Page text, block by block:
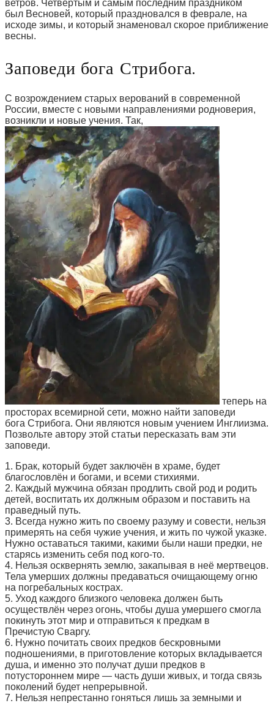
ветров. Четвёртым и самым последним праздником
был Весновей, который праздновался в феврале, на
исходе зимы, и который знаменовал скорое приближение
весны.
Заповеди бога Стрибога.
С возрождением старых верований в современной
России, вместе с новыми направлениями родноверия,
возникли и новые учения. Так,
теперь на
просторах всемирной сети, можно найти заповеди
бога Стрибога. Они являются новым учением Инглиизма.
Позвольте автору этой статьи пересказать вам эти
заповеди.
1. Брак, который будет заключён в храме, будет
благословлён и богами, и всеми стихиями.
2. Каждый мужчина обязан продлить свой род и родить
детей, воспитать их должным образом и поставить на
праведный путь.
3. Всегда нужно жить по своему разуму и совести, нельзя
примерять на себя чужие учения, и жить по чужой указке.
Нужно оставаться такими, какими были наши предки, не
старясь изменить себя под кого-то.
4. Нельзя осквернять землю, закапывая в неё мертвецов.
Тела умерших должны предаваться очищающему огню
на погребальных кострах.
5. Уход каждого близкого человека должен быть
осуществлён через огонь, чтобы душа умершего смогла
покинуть этот мир и отправиться к предкам в
Пречистую Сваргу.
6. Нужно почитать своих предков бескровными
подношениями, в приготовление которых вкладывается
душа, и именно это получат души предков в
потустороннем мире — часть души живых, и тогда связь
поколений будет непрерывной.
7. Нельзя непрестанно гоняться лишь за земными и